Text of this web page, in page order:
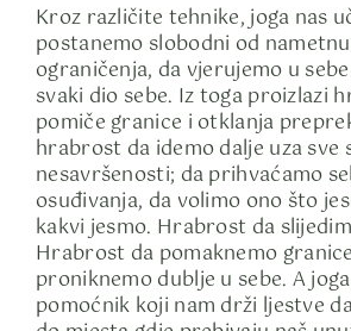
Kroz različite tehnike, joga nas
postanemo slobodni od
ograničenja, da vjerujemo u
svaki dio sebe. Iz toga proizlazi
pomiče granice i otklanja
hrabrost da idemo dalje uza sve
nesavršenosti; da prihvaćamo
osuđivanja, da volimo ono što
kakvi jesmo. Hrabrost da
Hrabrost da pomaknemo
proniknemo dublje u sebe. A
pomoćnik koji nam drži ljestve